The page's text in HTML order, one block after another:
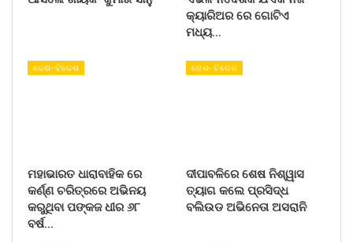
କ୍ୟାରିଅର ରେ ଗୋଟିଏ
ମଧ୍ୟ…
ଦେଶ- ବିଦେଶ
ମହାଭାରତ ଧାରାବାହିକ ରେ
କର୍ଣ୍ଣ ଚରିତ୍ରରେ ଅଭିନୟ
କରୁଥିବା ପଙ୍କଜ ଧୀର ୬୮
ବର୍ଷ…
ଦେଶ- ବିଦେଶ
ଦୀପାବଳିରେ ଶେଷ ନିଶ୍ୱାସ
ତ୍ୟାଗ କଲେ ପ୍ରସିଦ୍ଧ
ବଲିଉଡ ଅଭିନେତା ଅସରାନି